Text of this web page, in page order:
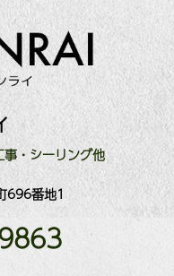
・シーリング他
696番地1